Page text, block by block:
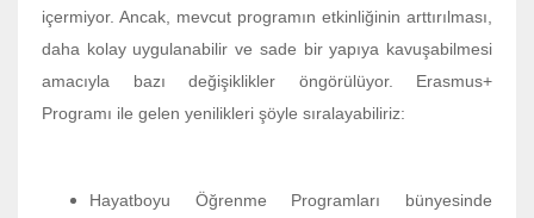
içermiyor. Ancak, mevcut programın etkinliğinin arttırılması,
daha kolay uygulanabilir ve sade bir yapıya kavuşabilmesi
amacıyla bazı değişiklikler öngörülüyor. Erasmus+
Programı ile gelen yenilikleri şöyle sıralayabiliriz:
Hayatboyu Öğrenme Programları bünyesinde